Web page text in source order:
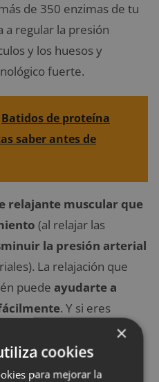
de 350 enzimas de tu
a regular la presión
y los huesos y
fuerte.
Batidos de proteína
saber antes de
relajante muscular que
(al relajar las
la presión arterial
La relajación que
puede ayudarte a
. Y si eres
normalmente
que te falta el magnesio,
de magnesio
×
cookies
para mejorar la